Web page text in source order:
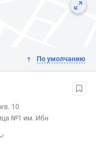
По умолчанию
10
№1 им. Ибн